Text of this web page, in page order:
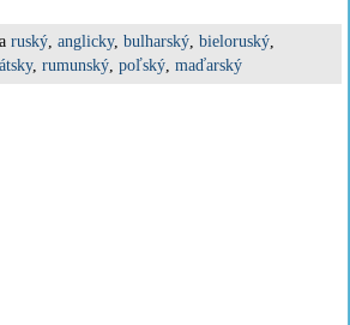
ruský, anglicky, bulharský, bieloruský,
, rumunský, poľský, maďarský